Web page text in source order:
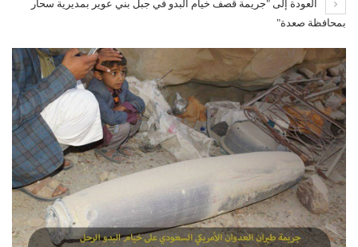
العودة إلى "جريمة قصف خيام البدو في جبل بني عوير بمديرية سحار
بمحافظة صعدة"